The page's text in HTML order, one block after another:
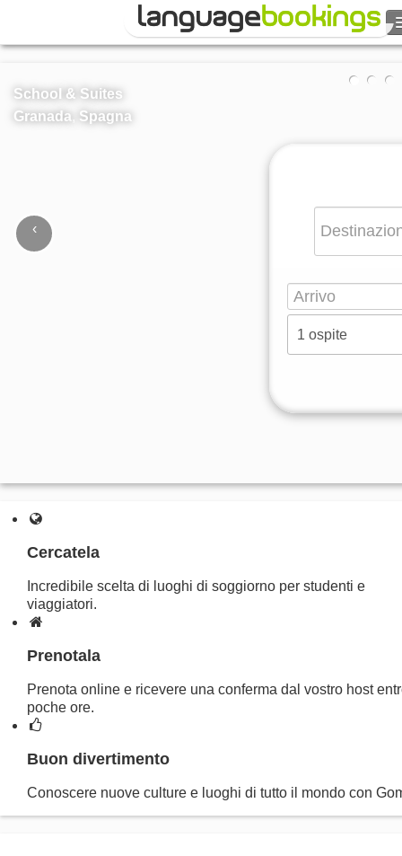
Contattaci
Aiuto
School & Suites
Granada Spagna
‹ ›
Cercatela
Incredibile scelta di luoghi di soggiorno per studenti e
viaggiatori.
Prenotala
Prenota online e ricevere una conferma dal vostro host
poche ore.
Buon divertimento
Conoscere nuove culture e luoghi di tutto il mondo con